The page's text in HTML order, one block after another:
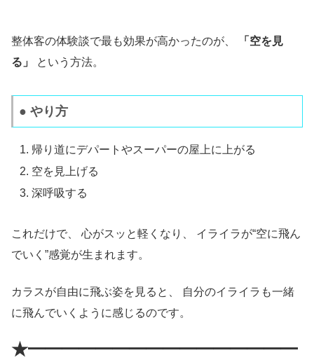
整体客の体験談で最も効果が高かったのが、
「空を見
る」
という方法。
● やり方
帰り道にデパートやスーパーの屋上に上がる
空を見上げる
深呼吸する
これだけで、 心がスッと軽くなり、 イライラが“空に飛ん
でいく”感覚が生まれます。
カラスが自由に飛ぶ姿を見ると、 自分のイライラも一緒
に飛んでいくように感じるのです。
★━━━━━━━━━━━━━━━━